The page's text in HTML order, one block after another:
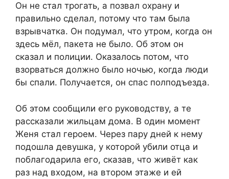
Он не стал трогать, а позвал охрану и
правильно сделал, потому что там была
взрывчатка. Он подумал, что утром, когда он
здесь мёл, пакета не было. Об этом он
сказал и полиции. Оказалось потом, что
взорваться должно было ночью, когда люди
бы спали. Получается, он спас полподъезда.
Об этом сообщили его руководству, а те
рассказали жильцам дома. В один момент
Женя стал героем. Через пару дней к нему
подошла девушка, у которой убили отца и
поблагодарила его, сказав, что живёт как
раз над входом, на втором этаже и ей